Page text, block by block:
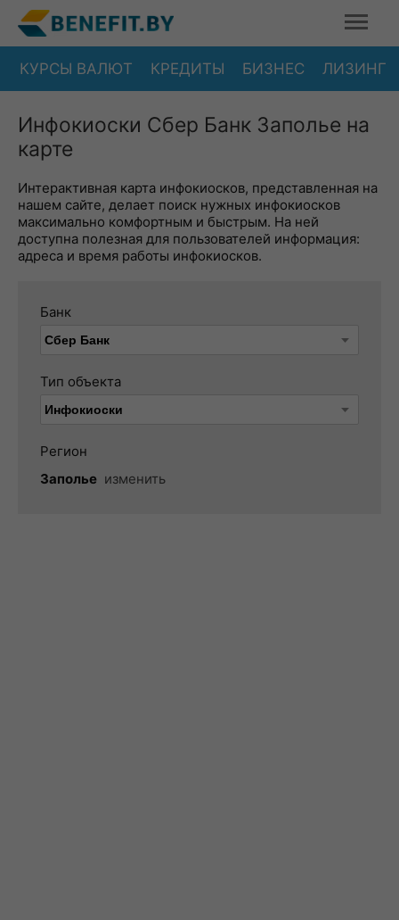
КУРСЫ ВАЛЮТ КРЕДИТЫ БИЗНЕС ЛИЗИНГ
Инфокиоски Сбер Банк Заполье на
карте
Интерактивная карта инфокиосков, представленная на
нашем сайте, делает поиск нужных инфокиосков
максимально комфортным и быстрым. На ней
доступна полезная для пользователей информация:
адреса и время работы инфокиосков.
Банк
Тип объекта
Регион
Заполье изменить